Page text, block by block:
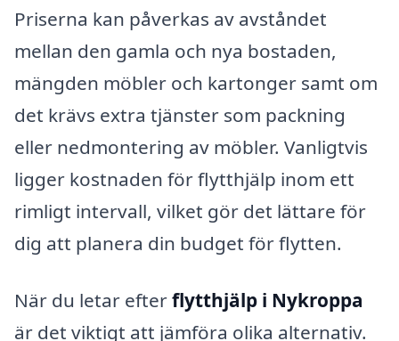
Priserna kan påverkas av avståndet
mellan den gamla och nya bostaden,
mängden möbler och kartonger samt om
det krävs extra tjänster som packning
eller nedmontering av möbler. Vanligtvis
ligger kostnaden för flytthjälp inom ett
rimligt intervall, vilket gör det lättare för
dig att planera din budget för flytten.
När du letar efterflytthjälp i Nykroppa
är det viktigt att jämföra olika alternativ.